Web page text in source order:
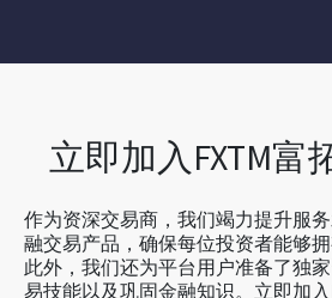
立即加入FXTM富
作为资深交易商，我们竭力提升服
融交易产品，确保每位投资者能够拥
此外，我们还为平台用户准备了独
易技能以及巩固金融知识。立即加